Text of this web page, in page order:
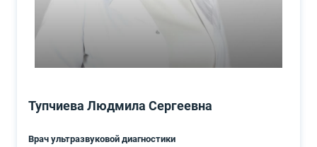
Тупчиева Людмила Сергеевна
Врач ультразвуковой диагностики